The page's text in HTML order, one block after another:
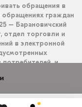
обращения в
обращениях граждан
– Барановичский
отдел торговли и
в электронной
потребителей, и
kraska.by и